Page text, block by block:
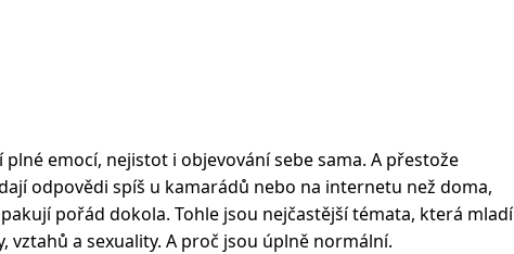
emocí, nejistot i objevování sebe sama. A přestože
odpovědi spíš u kamarádů nebo na internetu než doma,
pořád dokola. Tohle jsou nejčastější témata, která mladí
vztahů a sexuality. A proč jsou úplně normální.